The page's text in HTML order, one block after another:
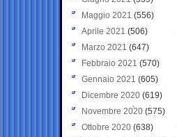
Maggio 2021 (556)
Aprile 2021 (506)
Marzo 2021 (647)
Febbraio 2021 (570)
Gennaio 2021 (605)
Dicembre 2020 (619)
Novembre 2020 (575)
Ottobre 2020 (638)